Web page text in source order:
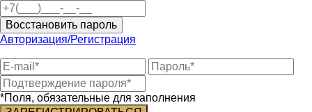
Восстановить пароль
Авторизация/Регистрация
*Поля, обязательные для заполнения